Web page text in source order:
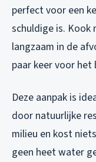
perfect voor een
schuldige is.
langzaam in de
paar keer voor het
Deze aanpak is
door natuurlijke
milieu en kost
geen heet water